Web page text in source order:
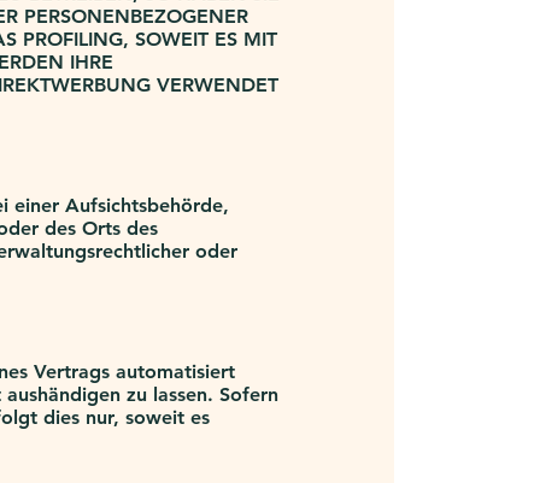
PERSONENBEZOGENER
PROFILING, SOWEIT ES MIT
IHRE
VERWENDET
einer Aufsichtsbehörde,
des Orts des
oder
Vertrags automatisiert
zu lassen. Sofern
dies nur, soweit es